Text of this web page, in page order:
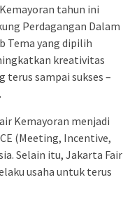
tahun ini
Perdagangan Dalam
Tema yang dipilih
kreativitas
terus sampai sukses –
Kemayoran menjadi
(Meeting, Incentive,
Selain itu, Jakarta Fair
usaha untuk terus